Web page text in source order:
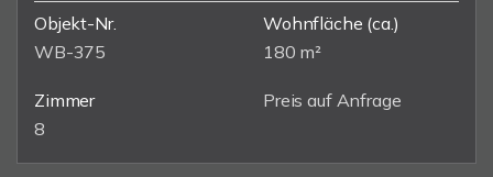
Objekt-Nr.
WB-375
Wohnfläche (ca.)
180 m²
Zimmer
8
Preis auf Anfrage